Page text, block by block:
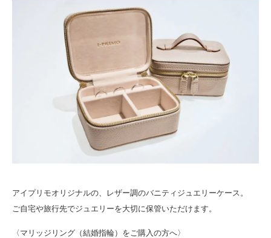
アイプリモオリジナルの、レザー調のバニティジュエリーケース。
ご自宅や旅行先でジュエリーを大切に保管いただけます。
〈マリッジリング（結婚指輪）をご購入の方へ〉